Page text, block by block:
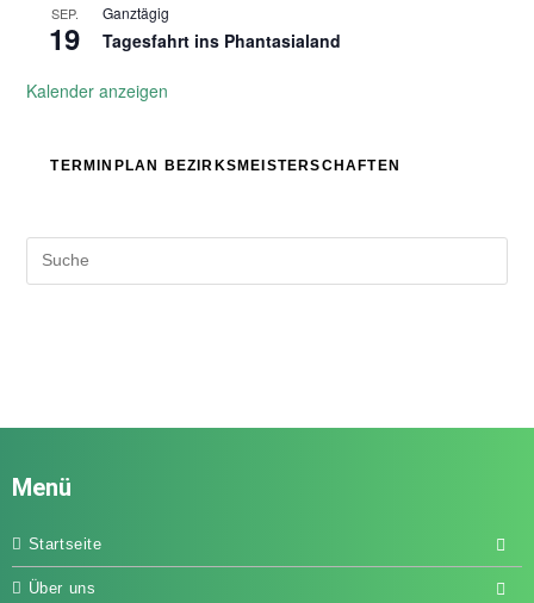
SEP.
19
Ganztägig
Tagesfahrt ins Phantasialand
Kalender anzeigen
TERMINPLAN BEZIRKSMEISTERSCHAFTEN
Menü
Startseite
Über uns